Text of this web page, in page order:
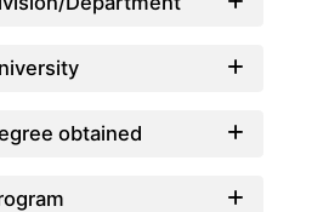
obtained